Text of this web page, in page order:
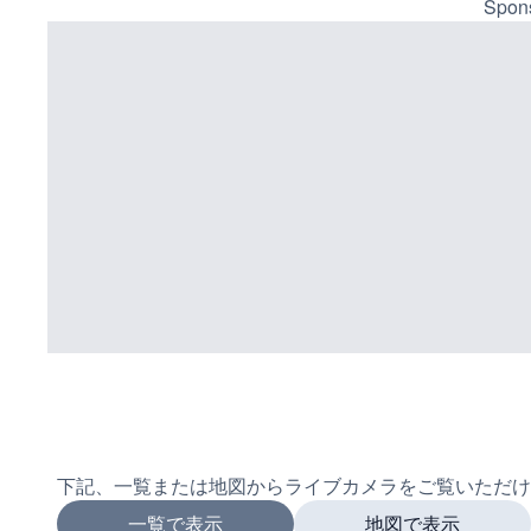
下記、一覧または地図からライブカメラをご覧いただけ
一覧で表示
地図で表示